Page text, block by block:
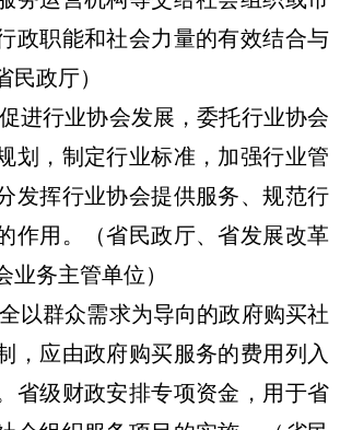
政职能和社会力量的有效结合与
民政厅）
行业协会发展，委托行业协会
划，制定行业标准，加强行业管
发挥行业协会提供服务、规范行
作用。（省民政厅、省发展改革
业务主管单位）
群众需求为导向的政府购买社
，应由政府购买服务的费用列入
省级财政安排专项资金，用于省